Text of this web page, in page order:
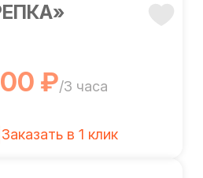
₽/3 часа
Заказать в 1 клик